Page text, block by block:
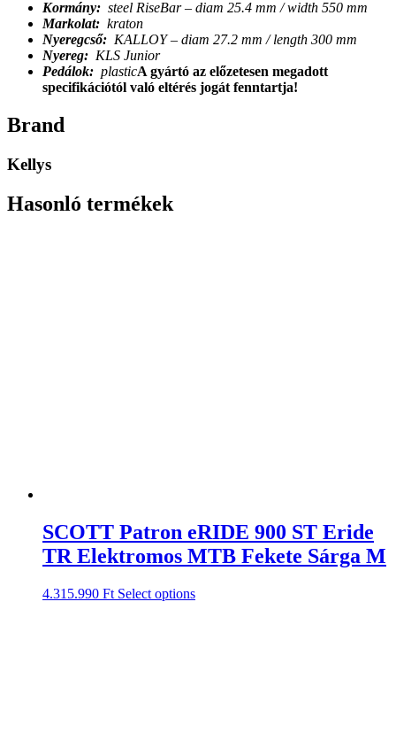
Kormány: steel RiseBar – diam 25.4 mm / width 550 mm
Markolat: kraton
Nyeregcső: KALLOY – diam 27.2 mm / length 300 mm
Nyereg: KLS Junior
Pedálok: plasticA gyártó az előzetesen megadott
specifikációtól való eltérés jogát fenntartja!
Brand
Kellys
Hasonló termékek
SCOTT Patron eRIDE 900 ST Eride
TR Elektromos MTB Fekete Sárga M
4.315.990 Ft Select options